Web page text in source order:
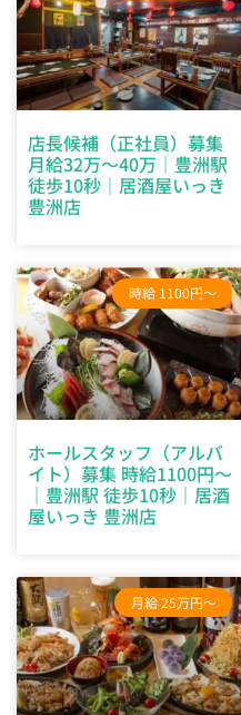
店長候補（正社員）募集
月給32万～40万｜豊洲駅
徒歩10秒｜居酒屋いっき
豊洲店
時給 1100円～
ホールスタッフ（アルバ
イト）募集 時給1100円～
｜豊洲駅 徒歩10秒｜居酒
屋いっき 豊洲店
月給 25万円～